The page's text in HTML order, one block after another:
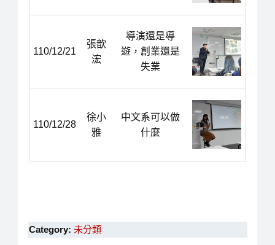
110/12/21
張歆
浤
導演還是導
遊，創業還是
失業
110/12/28
徐小
雅
中文系可以做
什麼
Category: 未分類